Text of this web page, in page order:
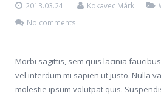
2013.03.24. Kokavec Márk
No comments
Morbi sagittis, sem quis lacinia
vel interdum mi sapien ut justo. Nulla
molestie ipsum volutpat quis.